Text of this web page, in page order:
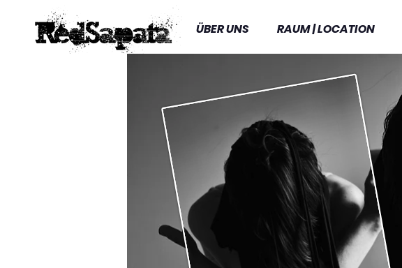
ÜBER UNS RAUM | LOCATION